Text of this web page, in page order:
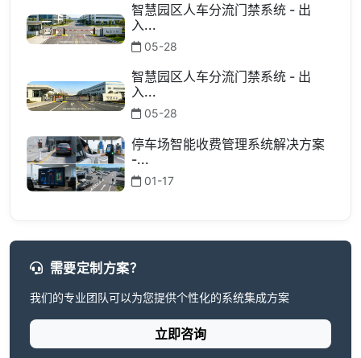
智慧园区人车分流门禁系统 - 出
入...
05-28
智慧园区人车分流门禁系统 - 出
入...
05-28
停车场智能收费管理系统解决方案
-...
01-17
需要定制方案？
我们的专业团队可以为您提供个性化的系统集成方案
立即咨询